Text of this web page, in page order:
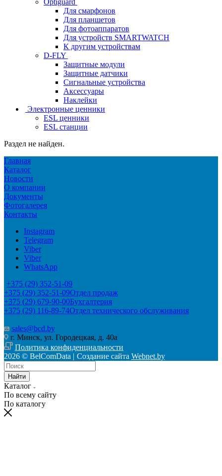
Для смарфонов
Для планшетов
Для фотоаппаратов
Для устройств SMARTWATCH
К другим устройствам
D-FLY
Защитные модули
Защитные датчики
Сигнальные устройства
Аксессуары
Наклейки
Электронные ценники
ESL ценники
ESL станции
Раздел не найден.
Главная
Каталог
Новости
О компании
Документы
Фотогалерея
Контакты
Instagram
Telegram
Viber
Viber
WhatsApp
+375 (29) 352-51-09
+375 (29) 352-51-09Отдел продаж
+375 (29) 679-90-00Бухгалтерия
+375 (29) 116-89-74Отдел технического обслуживания
sales@bcd.by
г. Минск, ул. Городецкая, д. 40а
Политика конфиденциальности
2026 © BelComData | Создание сайта Webnet.by
Найти
Каталог
По всему сайту
По каталогу